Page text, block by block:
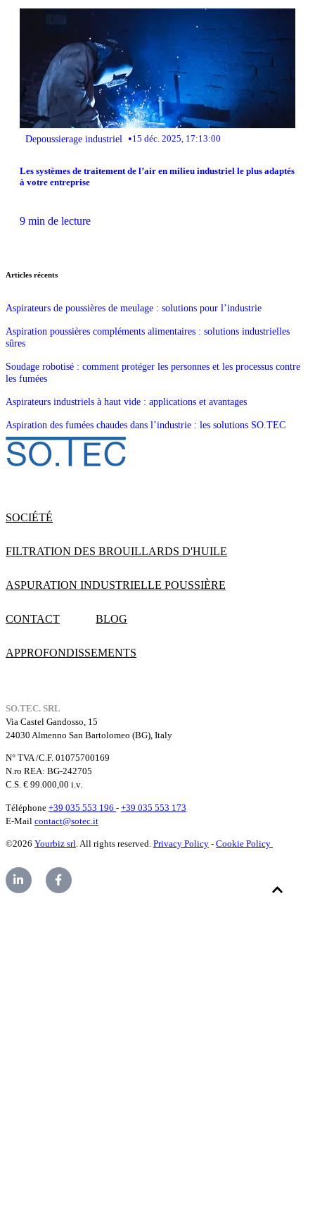
Depoussierage industriel •15 déc. 2025, 17:13:00
Les systèmes de traitement de l’air en milieu industriel le plus adaptés
à votre entreprise
9 min de lecture
Articles récents
Aspirateurs de poussières de meulage : solutions pour l’industrie
Aspiration poussières compléments alimentaires : solutions industrielles
sûres
Soudage robotisé : comment protéger les personnes et les processus contre
les fumées
Aspirateurs industriels à haut vide : applications et avantages
Aspiration des fumées chaudes dans l’industrie : les solutions SO.TEC
SOCIÉTÉ
FILTRATION DES BROUILLARDS D'HUILE
ASPURATION INDUSTRIELLE POUSSIÈRE
CONTACT BLOG
APPROFONDISSEMENTS
SO.TEC. SRL
Via Castel Gandosso, 15
24030 Almenno San Bartolomeo (BG), Italy
N° TVA /C.F. 01075700169
N.ro REA: BG-242705
C.S. € 99.000,00 i.v.
Téléphone +39 035 553 196 - +39 035 553 173
E-Mail contact@sotec.it
©2026 Yourbiz srl . All rights reserved. Privacy Policy - Cookie Policy